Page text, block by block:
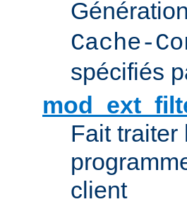
Cache-
spécifiés
Fait traiter
client